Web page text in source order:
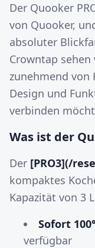
Der Quooker
von Quooker,
absoluter
Crowntap
zunehmend von
Design und
verbinden
Was ist der
Der [PRO3](/
kompaktes
Kapazität von 3
Sofort
verfügbar